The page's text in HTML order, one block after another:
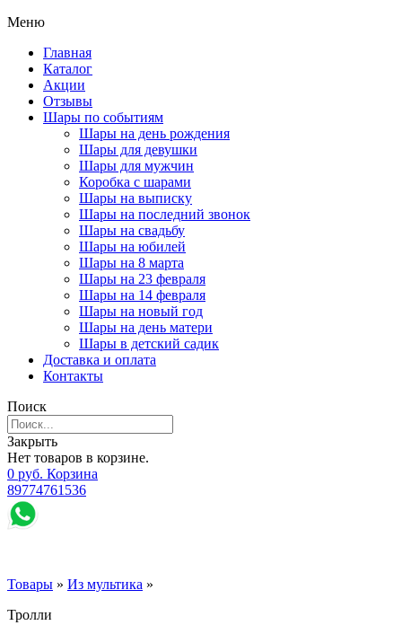
Меню
Главная
Каталог
Акции
Отзывы
Шары по событиям
Шары на день рождения
Шары для девушки
Шары для мужчин
Коробка с шарами
Шары на выписку
Шары на последний звонок
Шары на свадьбу
Шары на юбилей
Шары на 8 марта
Шары на 23 февраля
Шары на 14 февраля
Шары на новый год
Шары на день матери
Шары в детский садик
Доставка и оплата
Контакты
Поиск
Закрыть
Нет товаров в корзине.
0 руб. Корзина
89774761536
Товары » Из мультика »
Тролли